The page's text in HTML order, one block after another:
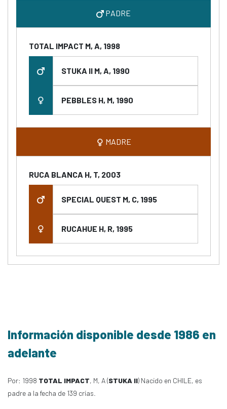
PADRE
TOTAL IMPACT M, A, 1998
STUKA II M, A, 1990
PEBBLES H, M, 1990
MADRE
RUCA BLANCA H, T, 2003
SPECIAL QUEST M, C, 1995
RUCAHUE H, R, 1995
Información disponible desde 1986 en
adelante
Por: 1998 TOTAL IMPACT, M, A (STUKA II) Nacido en CHILE, es
padre a la fecha de 139 crías.